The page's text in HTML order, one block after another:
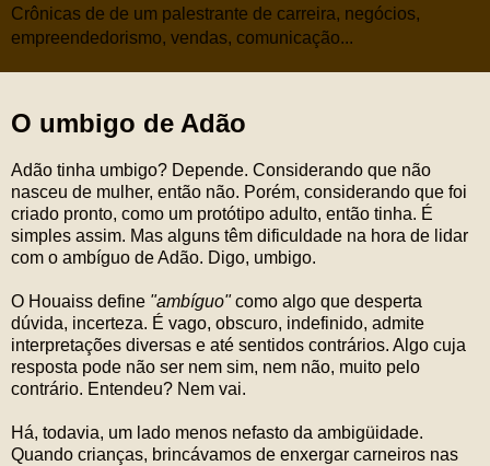
Crônicas de de um palestrante de carreira, negócios,
empreendedorismo, vendas, comunicação...
O umbigo de Adão
Adão tinha umbigo? Depende. Considerando que não
nasceu de mulher, então não. Porém, considerando que foi
criado pronto, como um protótipo adulto, então tinha. É
simples assim. Mas alguns têm dificuldade na hora de lidar
com o ambíguo de Adão. Digo, umbigo.
O Houaiss define "ambíguo"como algo que desperta
dúvida, incerteza. É vago, obscuro, indefinido, admite
interpretações diversas e até sentidos contrários. Algo cuja
resposta pode não ser nem sim, nem não, muito pelo
contrário. Entendeu? Nem vai.
Há, todavia, um lado menos nefasto da ambigüidade.
Quando crianças, brincávamos de enxergar carneiros nas